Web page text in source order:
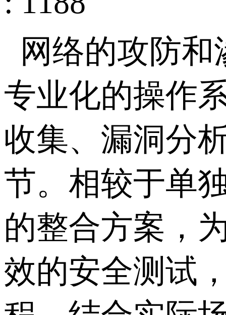
网络的攻防
专业化的操作
收集、漏洞分
节。相较于单
的整合方案，
效的安全测试